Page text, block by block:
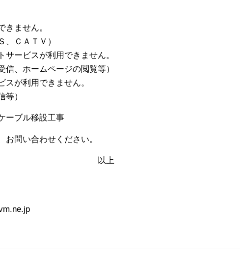
ません。
ＴＶ）
が利用できません。
ムページの閲覧等）
用できません。
）
ーブル移設工事
お問い合わせください。